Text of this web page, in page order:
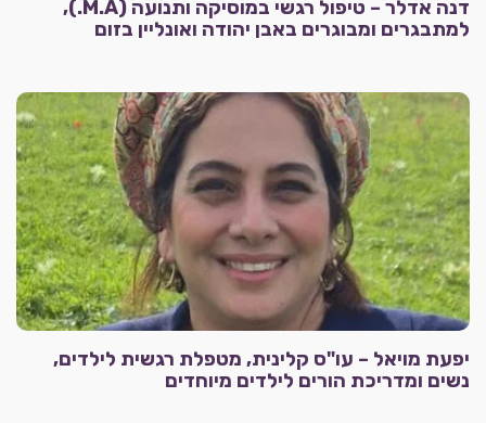
דנה אדלר – טיפול רגשי במוסיקה ותנועה (M.A.),
למתבגרים ומבוגרים באבן יהודה ואונליין בזום
יפעת מויאל – עו"ס קלינית, מטפלת רגשית לילדים,
נשים ומדריכת הורים לילדים מיוחדים